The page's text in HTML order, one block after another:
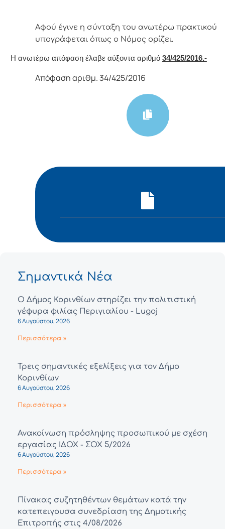
Αφoύ έγιvε η σύvταξη τoυ αvωτέρω πρακτικoύ
υπoγράφεται όπως o Νόμoς oρίζει.
Η αvωτέρω απόφαση έλαβε αύξοντα αριθμό 34/425/2016.-
Απόφαση αριθμ. 34/425/2016
Σημαντικά Νέα
Ο Δήμος Κορινθίων στηρίζει την πολιτιστική
γέφυρα φιλίας Περιγιαλίου - Lugoj
6 Αυγούστου, 2026
Περισσότερα »
Τρεις σημαντικές εξελίξεις για τον Δήμο
Κορινθίων
6 Αυγούστου, 2026
Περισσότερα »
Ανακοίνωση πρόσληψης προσωπικού με σχέση
εργασίας ΙΔΟΧ - ΣΟΧ 5/2026
6 Αυγούστου, 2026
Περισσότερα »
Πίνακας συζητηθέντων θεμάτων κατά την
κατεπειγουσα συνεδρίαση της Δημοτικής
Επιτροπής στις 4/08/2026